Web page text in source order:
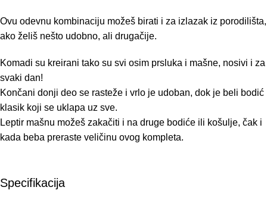
Ovu odevnu kombinaciju možeš birati i za izlazak iz porodilišta,
ako želiš nešto udobno, ali drugačije.
Komadi su kreirani tako su svi osim prsluka i mašne, nosivi i za
svaki dan!
Končani donji deo se rasteže i vrlo je udoban, dok je beli bodić
klasik koji se uklapa uz sve.
Leptir mašnu možeš zakačiti i na druge bodiće ili košulje, čak i
kada beba preraste veličinu ovog kompleta.
Specifikacija